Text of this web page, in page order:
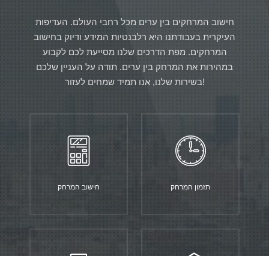
חישוב המרחקים בין ערים מכל רחבי העולם. העדיפות
העיקרית בעבודתנו היא רלבנטיות המידע ודיוק בחישוב
המרחקים. מפת הדרכים שלנו מסייעת לכם לקבוע
במהירות את המרחק בין ערים. תודה על העניין שלכם
בשירות שלנו, אנו תמיד שמחים לעזור!
חישוב המרחק תזמון המרחק